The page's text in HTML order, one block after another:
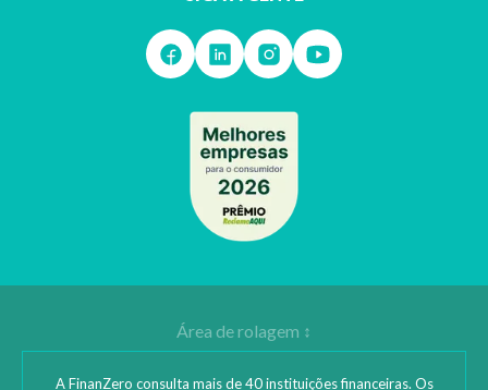
A FinanZero consulta mais de 40 instituições financeiras. Os